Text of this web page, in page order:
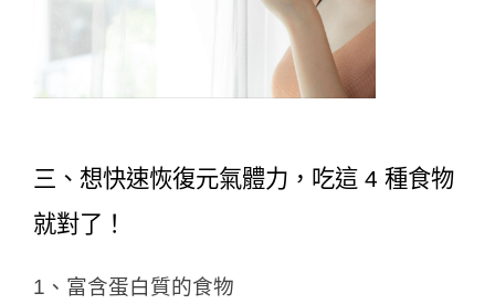
三、想快速恢復元氣體力，吃這 4 種食物
就對了！
1、富含蛋白質的食物